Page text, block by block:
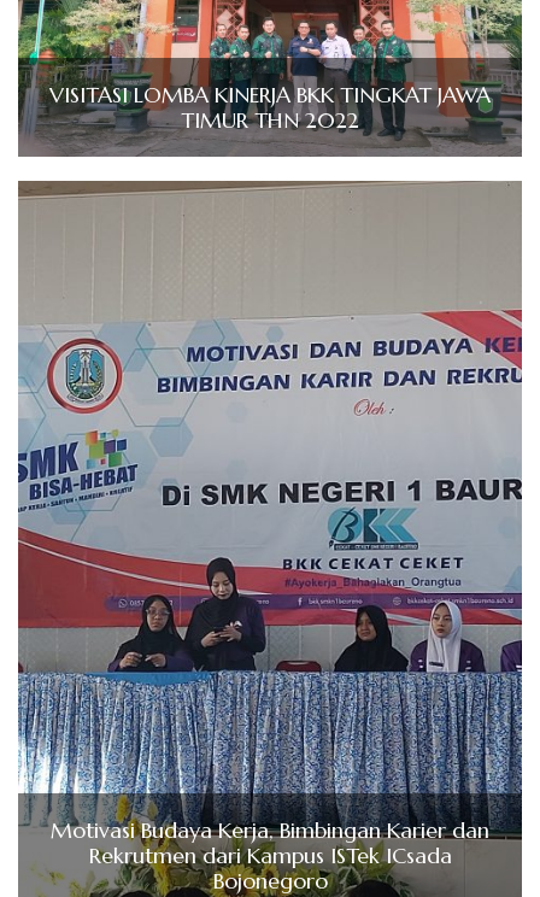
VISITASI LOMBA KINERJA BKK TINGKAT JAWA
TIMUR THN 2022
Motivasi Budaya Kerja, Bimbingan Karier dan
Rekrutmen dari Kampus ISTek ICsada
Bojonegoro